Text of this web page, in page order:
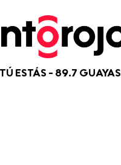
ESTÁS - 89.7 GUAYAS